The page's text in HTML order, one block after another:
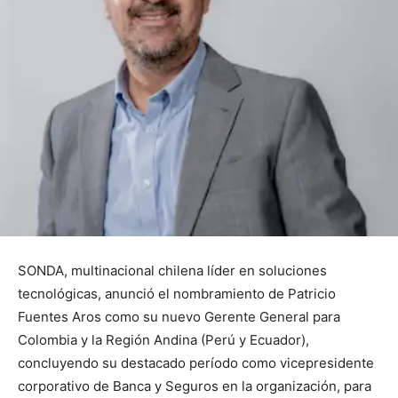
SONDA, multinacional chilena líder en soluciones
tecnológicas, anunció el nombramiento de Patricio
Fuentes Aros como su nuevo Gerente General para
Colombia y la Región Andina (Perú y Ecuador),
concluyendo su destacado período como vicepresidente
corporativo de Banca y Seguros en la organización, para